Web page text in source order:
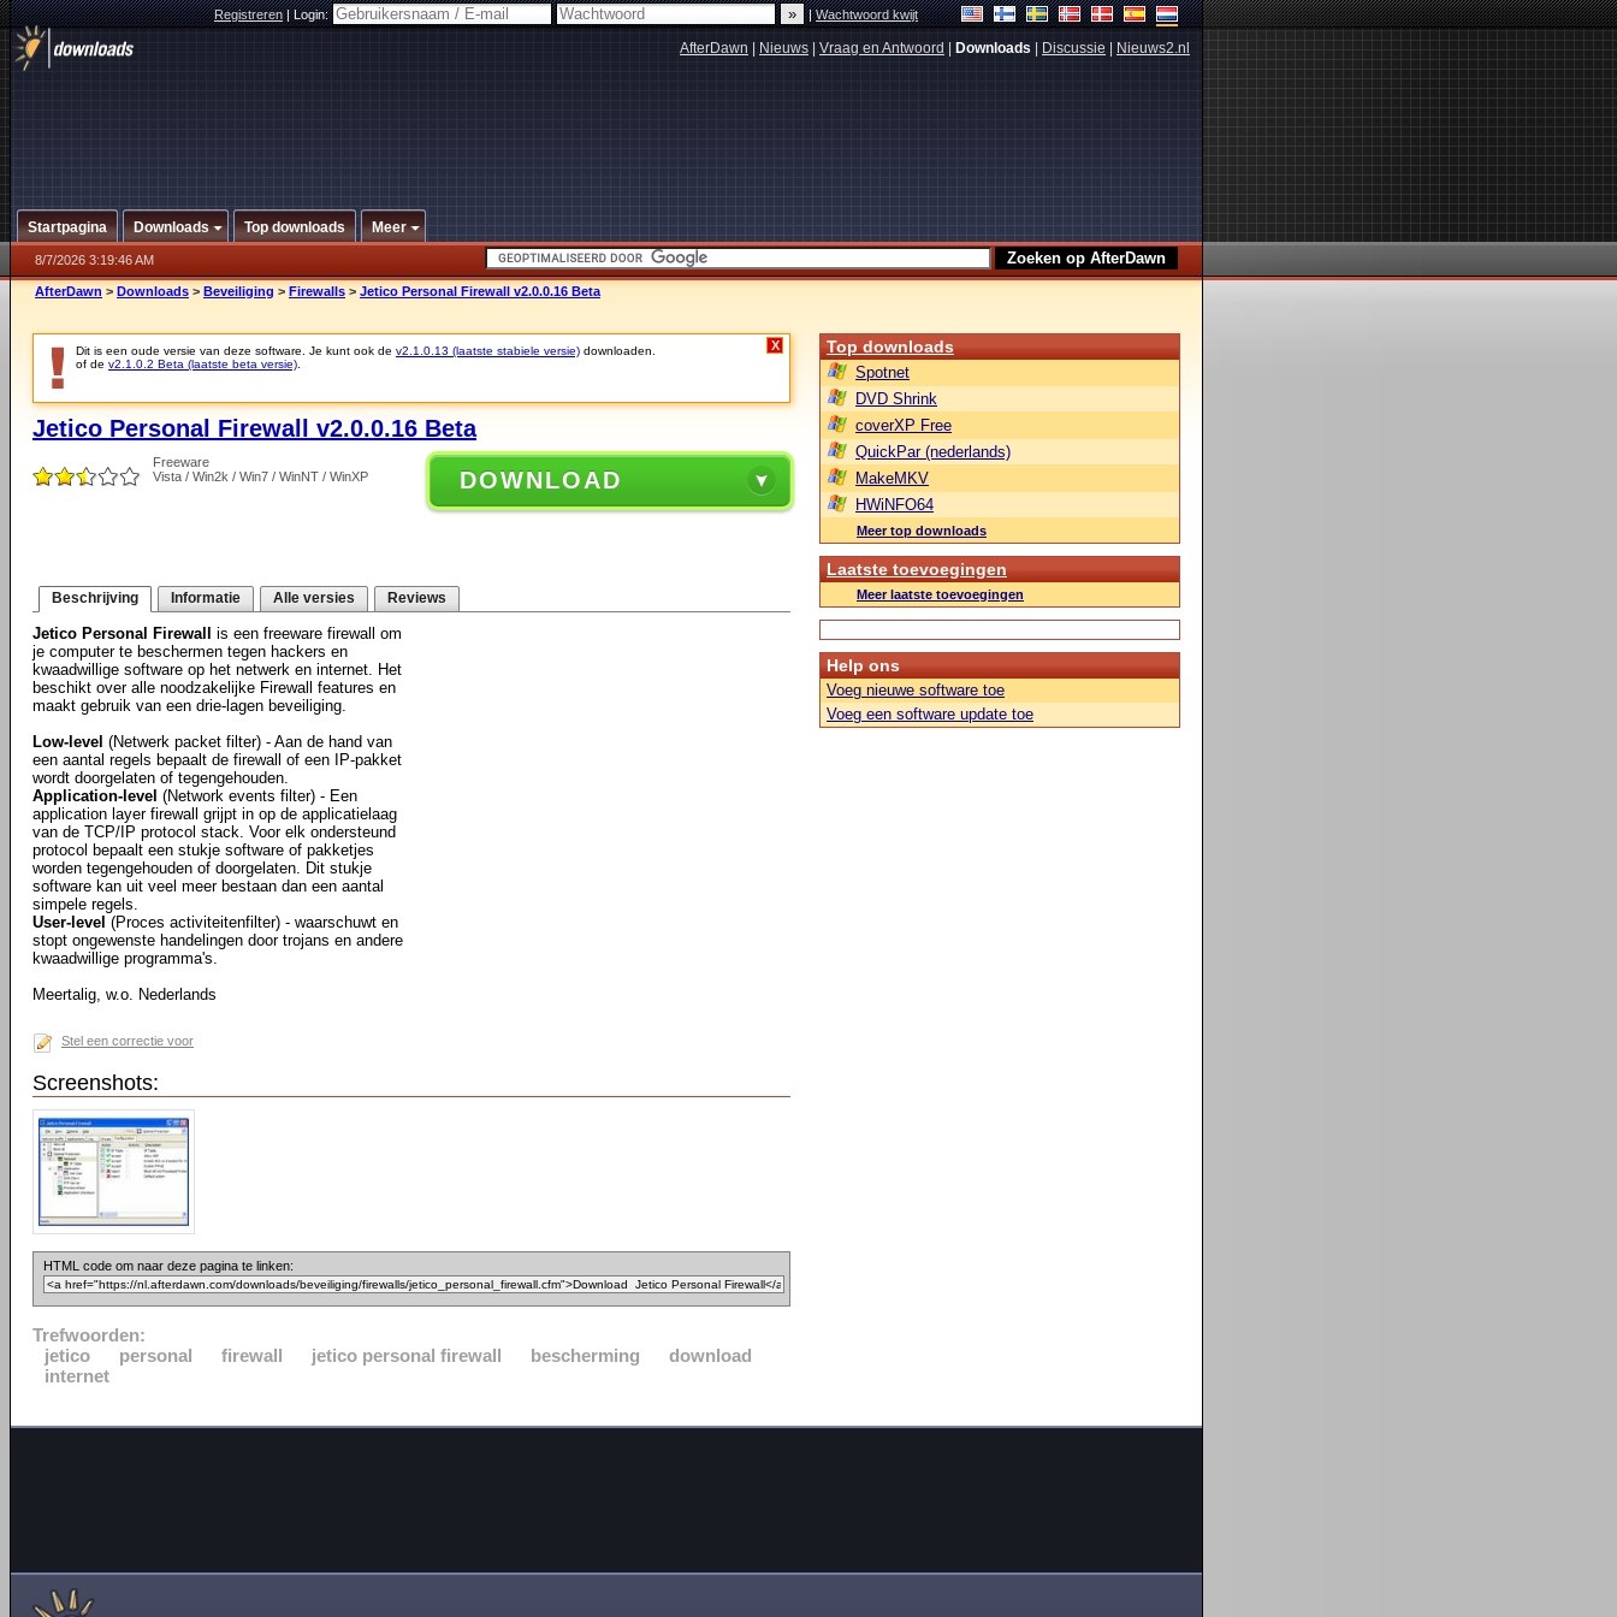
Registreren|Login: |Wachtwoord kwijt
AfterDawn Nieuws Vraag en Antwoord Downloads Discussie Nieuws2.nl
Startpagina Downloads Top downloads Meer
8/7/2026 3:19:46 AM
AfterDawn > Downloads > Beveiliging > Firewalls > Jetico Personal Firewall v2.0.0.16 Beta
Dit is een oude versie van deze software. Je kunt ook de v2.1.0.13 (laatste stabiele versie) downloaden.
of de v2.1.0.2 Beta (laatste beta versie)
X
Jetico Personal Firewall v2.0.0.16 Beta
Freeware
Vista / Win2k / Win7 / WinNT / WinXP
DOWNLOAD
Beschrijving Informatie Alle versies Reviews
Jetico Personal Firewall
is een freeware firewall om
je computer te beschermen tegen hackers en
kwaadwillige software op het netwerk en internet. Het
beschikt over alle noodzakelijke Firewall features en
maakt gebruik van een drie-lagen beveiliging.
Low-level (Netwerk packet filter) - Aan de hand van
een aantal regels bepaalt de firewall of een IP-pakket
wordt doorgelaten of tegengehouden.
Application-level (Network events filter) - Een
application layer firewall grijpt in op de applicatielaag
van de TCP/IP protocol stack. Voor elk ondersteund
protocol bepaalt een stukje software of pakketjes
worden tegengehouden of doorgelaten. Dit stukje
software kan uit veel meer bestaan dan een aantal
simpele regels.
User-level (Proces activiteitenfilter) - waarschuwt en
stopt ongewenste handelingen door trojans en andere
kwaadwillige programma's.
Meertalig, w.o. Nederlands
Stel een correctie voor
Screenshots:
HTML code om naar deze pagina te linken:
Trefwoorden:
jetico
personal firewall jetico personal firewall bescherming
download
internet
Top downloads
Spotnet
DVD Shrink
coverXP Free
QuickPar (nederlands)
MakeMKV
HWiNFO64
Meer top downloads
Laatste toevoegingen
Meer laatste toevoegingen
Help ons
Voeg nieuwe software toe
Voeg een software update toe